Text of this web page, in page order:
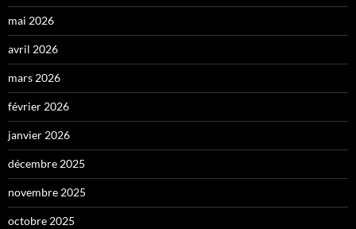
mai 2026
avril 2026
mars 2026
février 2026
janvier 2026
décembre 2025
novembre 2025
octobre 2025